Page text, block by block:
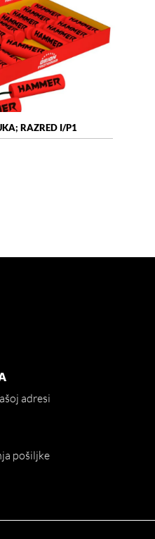
RAZRED I/P1
adresi
pošiljke